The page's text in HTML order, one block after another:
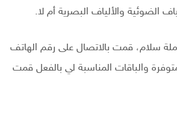
الضوئية والألياف البصرية أم لا.
سلام، قمت بالاتصال على رقم الهاتف
والباقات المناسبة لي بالفعل قمت